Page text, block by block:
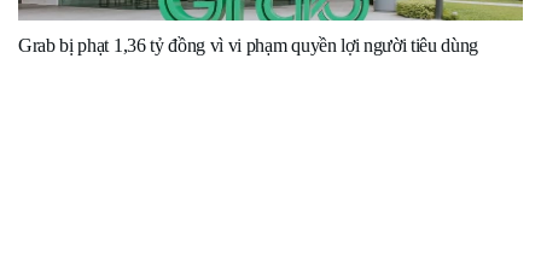
Grab bị phạt 1,36 tỷ đồng vì vi phạm quyền lợi người tiêu dùng